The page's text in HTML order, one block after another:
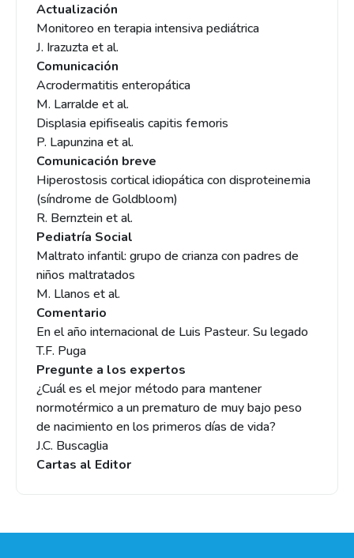
Actualización
Monitoreo en terapia intensiva pediátrica
J. Irazuzta et al.
Comunicación
Acrodermatitis enteropática
M. Larralde et al.
Displasia epifisealis capitis femoris
P. Lapunzina et al.
Comunicación breve
Hiperostosis cortical idiopática con disproteinemia
(síndrome de Goldbloom)
R. Bernztein et al.
Pediatría Social
Maltrato infantil: grupo de crianza con padres de
niños maltratados
M. Llanos et al.
Comentario
En el año internacional de Luis Pasteur. Su legado
T.F. Puga
Pregunte a los expertos
¿Cuál es el mejor método para mantener
normotérmico a un prematuro de muy bajo peso
de nacimiento en los primeros días de vida?
J.C. Buscaglia
Cartas al Editor